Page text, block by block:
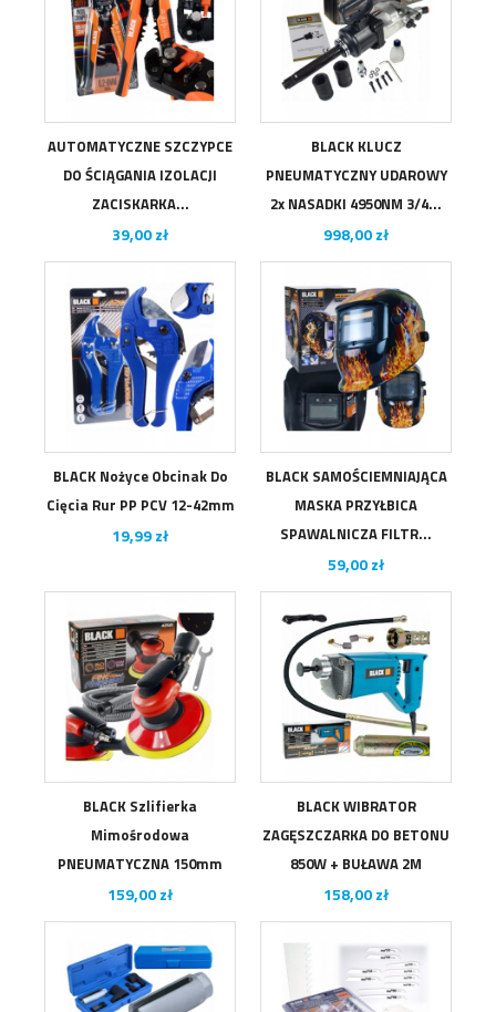
AUTOMATYCZNE SZCZYPCE
DO ŚCIĄGANIA IZOLACJI
ZACISKARKA...
Cena
39,00 zł
BLACK KLUCZ
PNEUMATYCZNY UDAROWY
2x NASADKI 4950NM 3/4...
Cena
998,00 zł
BLACK Nożyce Obcinak Do
Cięcia Rur PP PCV 12-42mm
Cena
19,99 zł
BLACK SAMOŚCIEMNIAJĄCA
MASKA PRZYŁBICA
SPAWALNICZA FILTR...
Cena
59,00 zł
BLACK Szlifierka
Mimośrodowa
PNEUMATYCZNA 150mm
Cena
159,00 zł
BLACK WIBRATOR
ZAGĘSZCZARKA DO BETONU
850W + BUŁAWA 2M
Cena
158,00 zł